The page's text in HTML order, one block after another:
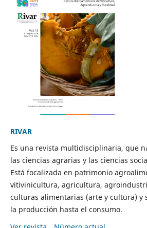
RIVAR
Es una revista multidisciplinaria, que
las ciencias agrarias y las ciencias
Está focalizada en patrimonio
vitivinicultura, agricultura,
culturas alimentarias (arte y cultura) y
la producción hasta el consumo.